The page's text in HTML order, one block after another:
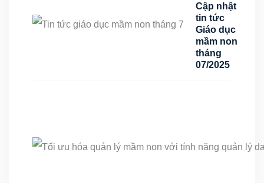
Cập nhật
tin tức
Giáo dục
mầm non
tháng
07/2025